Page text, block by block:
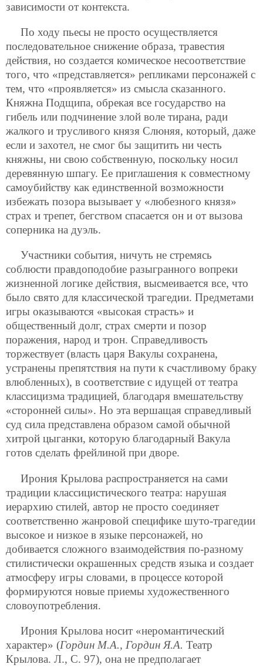
зависимости от контекста.
По ходу пьесы не просто осуществляется
последовательное снижение образа, травестия
действия, но создается комическое несоответствие
того, что «представляется» репликами персонажей с
тем, что «проявляется» из смысла сказанного.
Княжна Подщипа, обрекая все государство на
гибель или подчинение злой воле тирана, ради
жалкого и трусливого князя Слюняя, который, даже
если и захотел, не смог бы защитить ни честь
княжны, ни свою собственную, поскольку носил
деревянную шпагу. Ее приглашения к совместному
самоубийству как единственной возможности
избежать позора вызывает у «любезного князя»
страх и трепет, бегством спасается он и от вызова
соперника на дуэль.
Участники события, ничуть не стремясь
соблюсти правдоподобие разыгранного вопреки
жизненной логике действия, высмеивается все, что
было свято для классической трагедии. Предметами
игры оказываются «высокая страсть» и
общественный долг, страх смерти и позор
поражения, народ и трон. Справедливость
торжествует (власть царя Вакулы сохранена,
устранены препятствия на пути к счастливому браку
влюбленных), в соответствие с идущей от театра
классицизма традицией, благодаря вмешательству
«сторонней силы». Но эта вершащая справедливый
суд сила представлена образом самой обычной
хитрой цыганки, которую благодарный Вакула
готов сделать фрейлиной при дворе.
Ирония Крылова распространяется на сами
традиции классицистического театра: нарушая
иерархию стилей, автор не просто соединяет
соответственно жанровой специфике шуто-трагедии
высокое и низкое в языке персонажей, но
добивается сложного взаимодействия по-разному
стилистически окрашенных средств языка и создает
атмосферу игры словами, в процессе которой
формируются новые приемы художественного
словоупотребления.
Ирония Крылова носит «неромантический
характер» (Гордин М.А., Гордин Я.А. Театр
Крылова. Л., С. 97), она не предполагает